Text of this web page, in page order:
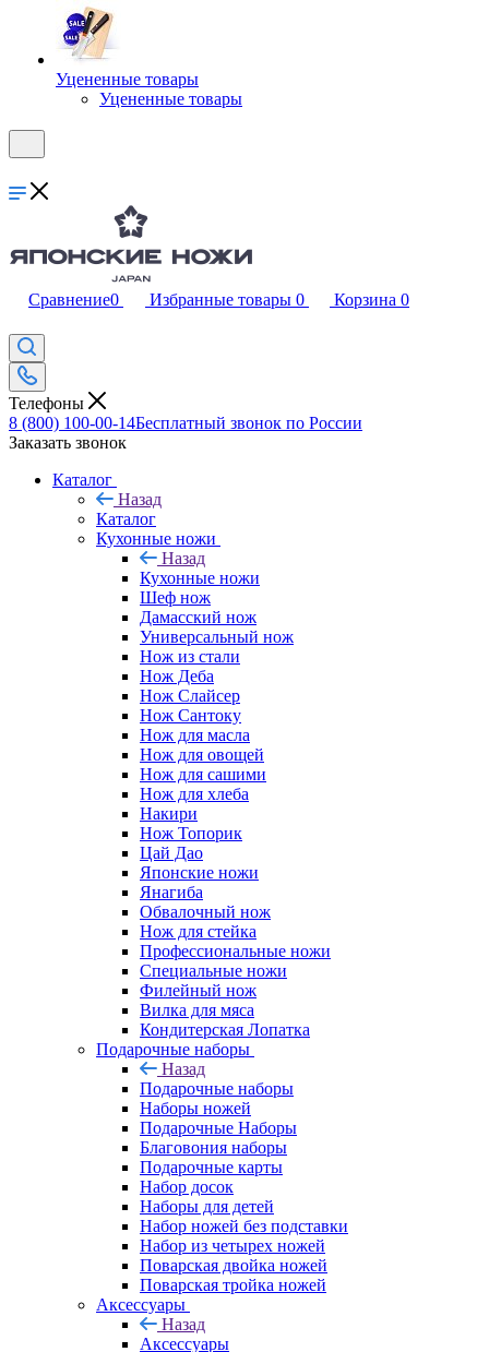
Уцененные товары
Уцененные товары
Сравнение0 Избранные товары 0 Корзина 0
Телефоны
8 (800) 100-00-14Бесплатный звонок по России
Заказать звонок
Каталог
Назад
Каталог
Кухонные ножи
Назад
Кухонные ножи
Шеф нож
Дамасский нож
Универсальный нож
Нож из стали
Нож Деба
Нож Слайсер
Нож Сантоку
Нож для масла
Нож для овощей
Нож для сашими
Нож для хлеба
Накири
Нож Топорик
Цай Дао
Японские ножи
Янагиба
Обвалочный нож
Нож для стейка
Профессиональные ножи
Специальные ножи
Филейный нож
Вилка для мяса
Кондитерская Лопатка
Подарочные наборы
Назад
Подарочные наборы
Наборы ножей
Подарочные Наборы
Благовония наборы
Подарочные карты
Набор досок
Наборы для детей
Набор ножей без подставки
Набор из четырех ножей
Поварская двойка ножей
Поварская тройка ножей
Аксессуары
Назад
Аксессуары